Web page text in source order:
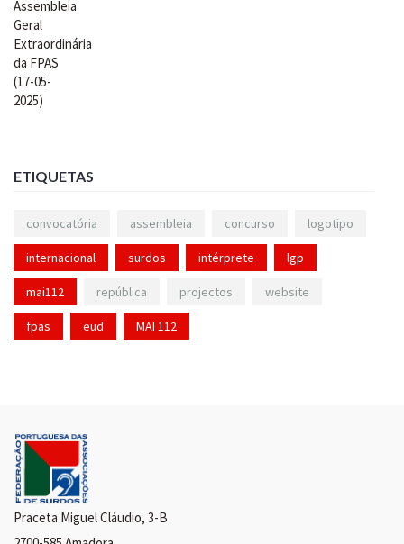
ETIQUETAS
convocatória assembleia concurso logotipo
internacional surdos intérprete lgp
mai112 república projectos website
fpas eud MAI 112
Praceta Miguel Cláudio, 3-B